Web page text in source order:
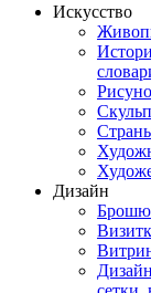
Искусство
Дизайн